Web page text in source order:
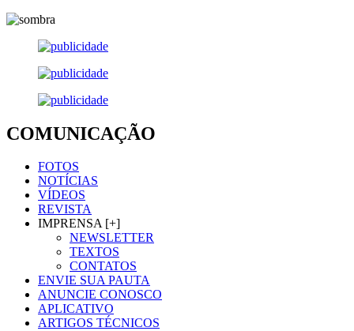
COMUNICAÇÃO
FOTOS
NOTÍCIAS
VÍDEOS
REVISTA
IMPRENSA [+]
NEWSLETTER
TEXTOS
CONTATOS
ENVIE SUA PAUTA
ANUNCIE CONOSCO
APLICATIVO
ARTIGOS TÉCNICOS